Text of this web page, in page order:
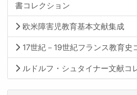
書コレクション
欧米障害児教育基本文献集成
17世紀－19世紀フランス教育史
ルドルフ・シュタイナー文献コ